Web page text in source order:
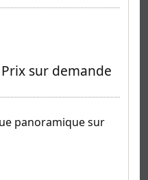
Prix sur demande
panoramique sur